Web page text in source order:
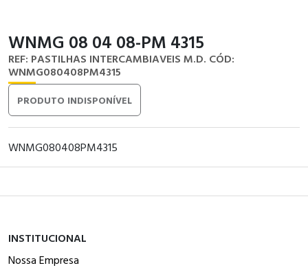
WNMG 08 04 08-PM 4315
REF: PASTILHAS INTERCAMBIAVEIS M.D. CÓD:
WNMG080408PM4315
PRODUTO INDISPONÍVEL
WNMG080408PM4315
INSTITUCIONAL
Nossa Empresa